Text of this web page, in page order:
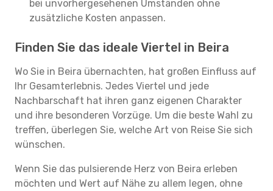
bei unvorhergesehenen Umständen ohne
zusätzliche Kosten anpassen.
Finden Sie das ideale Viertel in Beira
Wo Sie in Beira übernachten, hat großen Einfluss auf
Ihr Gesamterlebnis. Jedes Viertel und jede
Nachbarschaft hat ihren ganz eigenen Charakter
und ihre besonderen Vorzüge. Um die beste Wahl zu
treffen, überlegen Sie, welche Art von Reise Sie sich
wünschen.
Wenn Sie das pulsierende Herz von Beira erleben
möchten und Wert auf Nähe zu allem legen, ohne